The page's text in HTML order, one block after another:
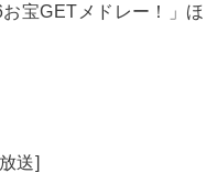
宝GETメドレー！」ほ
送]